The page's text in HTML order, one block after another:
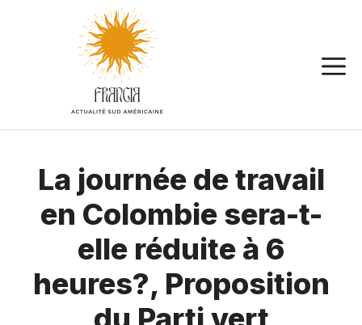
La journée de travail
en Colombie sera-t-
elle réduite à 6
heures?, Proposition